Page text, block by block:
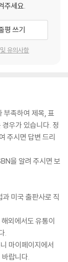
주세요.
평 쓰기
유의사항
부족하여 제목, 표
우가 있습니다. 정
주시면 답변 드리
을 알려 주시면 보
미국 출판사로 직
외에서도 유통이
.
마이페이지에서
랍니다.